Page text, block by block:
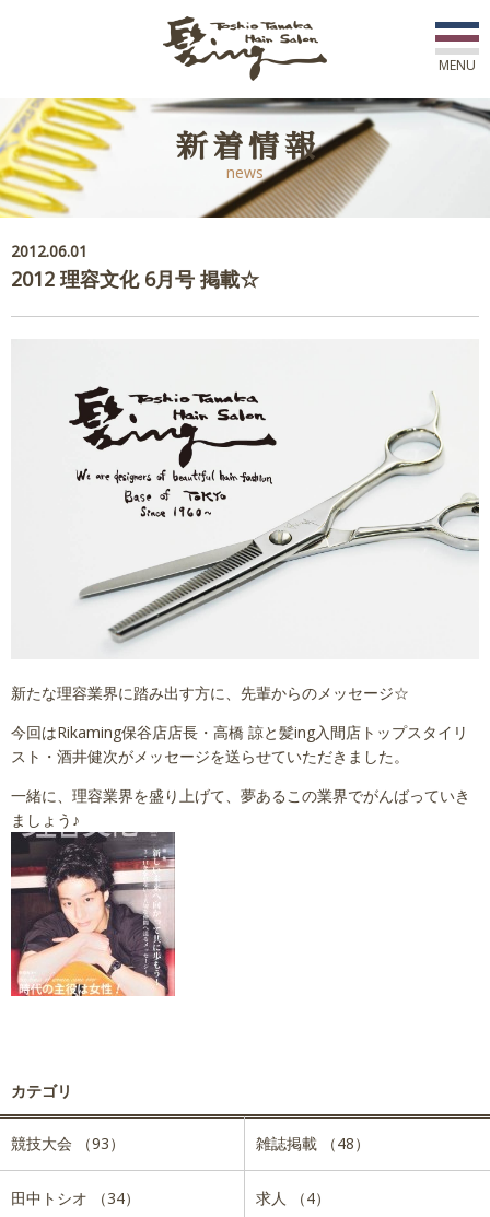
初めての方へ
店舗一覧
コース紹介
会社概要
MENU
新着情報
news
2012.06.01
2012 理容文化 6月号 掲載☆
新たな理容業界に踏み出す方に、先輩からのメッセージ☆
今回はRikaming保谷店店長・高橋 諒と髪ing入間店トップスタイリ
スト・酒井健次がメッセージを送らせていただきました。
一緒に、理容業界を盛り上げて、夢あるこの業界でがんばっていき
ましょう♪
カテゴリ
競技大会 （93） 雑誌掲載 （48）
田中トシオ （34） 求人 （4）